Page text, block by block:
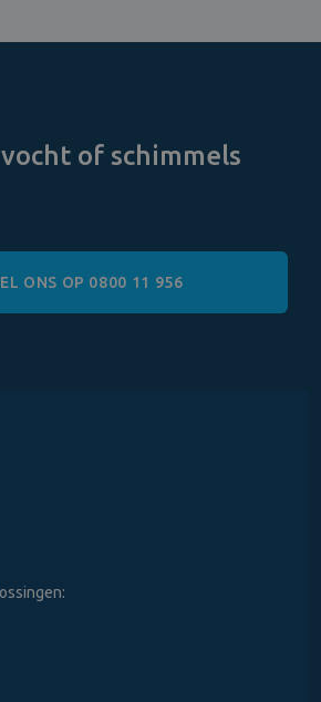
of schimmels
ONS OP 0800 11 956